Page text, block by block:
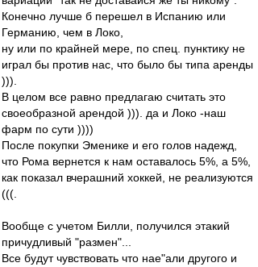
Конечно лучше б перешел в Испанию или
Германию, чем в Локо,
ну или по крайней мере, по спец. пунктику не
играл бы против нас, что было бы типа аренды
))).
В целом все равно предлагаю считать это
своеобразной арендой ))). да и Локо -наш
фарм по сути ))))
После покупки Эменике и его голов надежд,
что Рома вернется к нам оставалось 5%, а 5%,
как показал вчерашний хоккей, не реализуются
(((.
Вообще с учетом Билли, получился этакий
причудливый "размен"...
Все будут чувствовать что нае"али другого и